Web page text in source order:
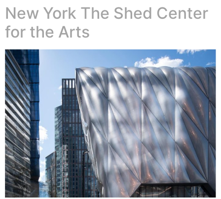
New York The Shed Center
for the Arts